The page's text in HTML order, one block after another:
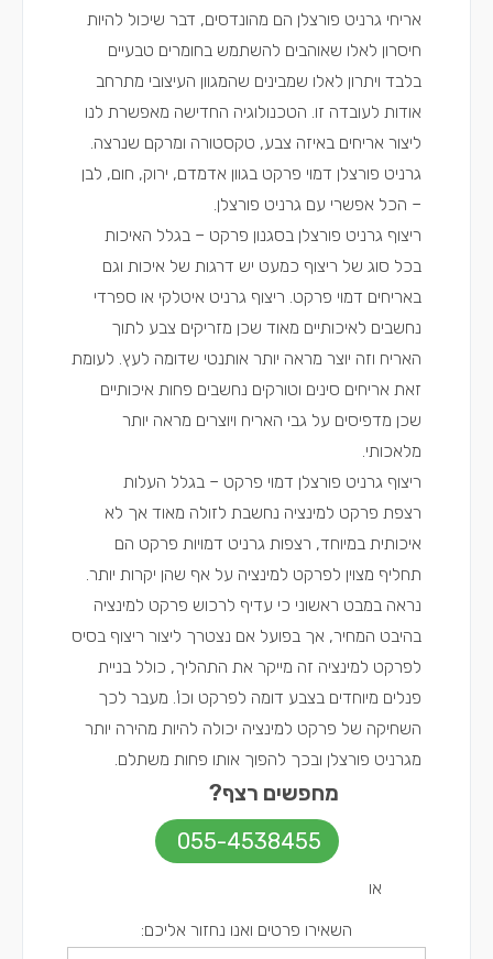
אריחי גרניט פורצלן הם מהונדסים, דבר שיכול להיות
חיסרון לאלו שאוהבים להשתמש בחומרים טבעיים
בלבד ויתרון לאלו שמבינים שהמגוון העיצובי מתרחב
אודות לעובדה זו. הטכנולוגיה החדישה מאפשרת לנו
ליצור אריחים באיזה צבע, טקסטורה ומרקם שנרצה.
גרניט פורצלן דמוי פרקט בגוון אדמדם, ירוק, חום, לבן
– הכל אפשרי עם גרניט פורצלן.
ריצוף גרניט פורצלן בסגנון פרקט – בגלל האיכות
בכל סוג של ריצוף כמעט יש דרגות של איכות וגם
באריחים דמוי פרקט. ריצוף גרניט איטלקי או ספרדי
נחשבים לאיכותיים מאוד שכן מזריקים צבע לתוך
האריח וזה יוצר מראה יותר אותנטי שדומה לעץ. לעומת
זאת אריחים סינים וטורקים נחשבים פחות איכותיים
שכן מדפיסים על גבי האריח ויוצרים מראה יותר
מלאכותי.
ריצוף גרניט פורצלן דמוי פרקט – בגלל העלות
רצפת פרקט למינציה נחשבת לזולה מאוד אך לא
איכותית במיוחד, רצפות גרניט דמויות פרקט הם
תחליף מצוין לפרקט למינציה על אף שהן יקרות יותר.
נראה במבט ראשוני כי עדיף לרכוש פרקט למינציה
בהיבט המחיר, אך בפועל אם נצטרך ליצור ריצוף בסיס
לפרקט למינציה זה מייקר את התהליך, כולל בניית
פנלים מיוחדים בצבע דומה לפרקט וכו'. מעבר לכך
השחיקה של פרקט למינציה יכולה להיות מהירה יותר
מגרניט פורצלן ובכך להפוך אותו פחות משתלם.
מחפשים רצף?
055-4538455
או
השאירו פרטים ואנו נחזור אליכם: